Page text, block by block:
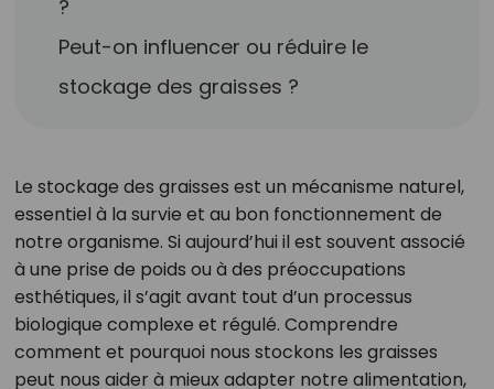
?
Peut-on influencer ou réduire le
stockage des graisses ?
Le stockage des graisses est un mécanisme naturel,
essentiel à la survie et au bon fonctionnement de
notre organisme. Si aujourd’hui il est souvent associé
à une prise de poids ou à des préoccupations
esthétiques, il s’agit avant tout d’un processus
biologique complexe et régulé. Comprendre
comment et pourquoi nous stockons les graisses
peut nous aider à mieux adapter notre alimentation,